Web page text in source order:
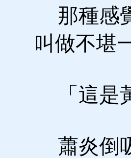
那種感
叫做不堪
「這是
蕭炎倒